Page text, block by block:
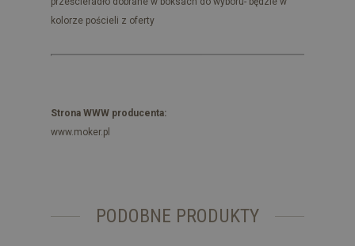
kolorze pościeli z oferty
Strona WWW producenta:
www.moker.pl
PODOBNE PRODUKTY